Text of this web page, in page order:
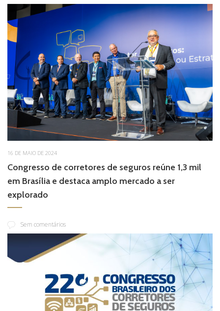
16 DE MAIO DE 2024
Congresso de corretores de seguros reúne 1,3 mil
em Brasília e destaca amplo mercado a ser
explorado
Sem comentários